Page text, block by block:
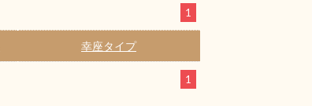
1
幸座タイプ
1